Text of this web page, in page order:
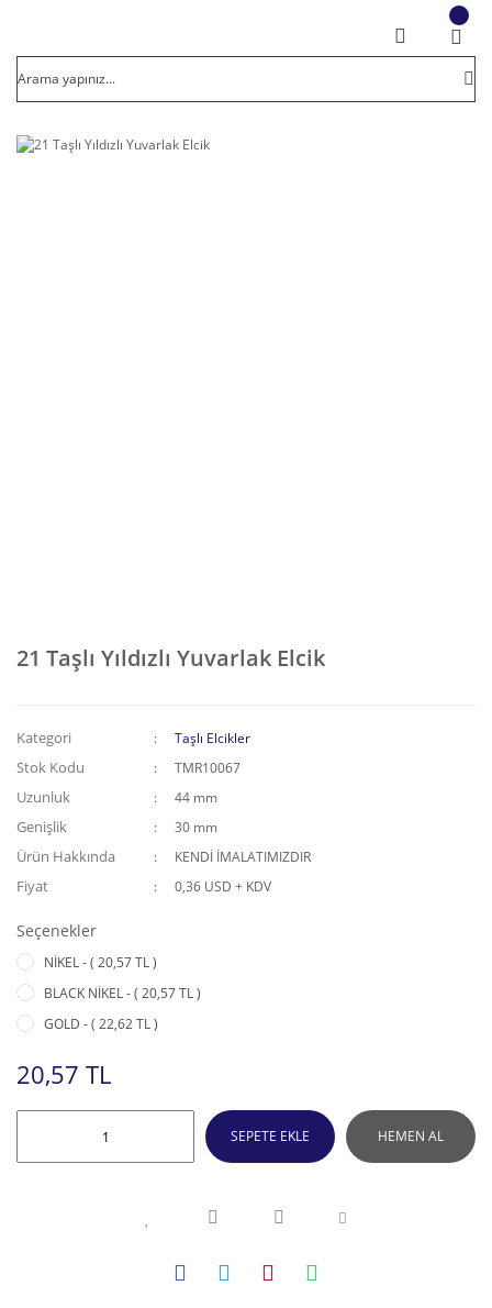
21 Taşlı Yıldızlı Yuvarlak Elcik
Kategori Taşlı Elcikler
Stok Kodu TMR10067
Uzunluk 44 mm
Genişlik 30 mm
Ürün Hakkında KENDİ İMALATIMIZDIR
Fiyat 0,36 USD + KDV
Seçenekler
NİKEL - ( 20,57 TL )
BLACK NİKEL - ( 20,57 TL )
GOLD - ( 22,62 TL )
20,57 TL
SEPETE EKLE HEMEN AL